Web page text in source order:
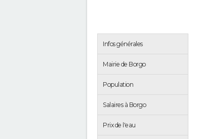
Infos générales
Mairie de Borgo
Population
Salaires à Borgo
Prix de l'eau